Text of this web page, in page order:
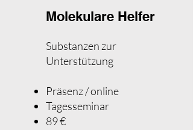
Molekulare Helfer
Substanzen zur
Unterstützung
Präsenz / online
Tagesseminar
89 €​